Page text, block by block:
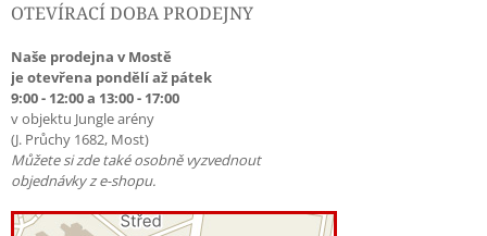
OTEVÍRACÍ DOBA PRODEJNY
Naše prodejna v Mostě
je otevřena pondělí až pátek
9:00 - 12:00 a 13:00 - 17:00
v objektu Jungle arény
(J. Průchy 1682, Most)
Můžete si zde také osobně vyzvednout
objednávky z e-shopu.